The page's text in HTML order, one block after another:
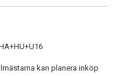
kan planera inköp